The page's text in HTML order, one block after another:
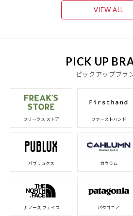
VIEW ALL
PICK UP
ピックアップブラ
フリークス ストア ファーストハンド
パブリュクス カウラム
ザ ノース フェイス パタゴニア